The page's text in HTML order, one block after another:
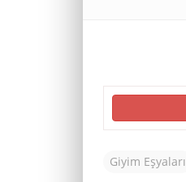
Giyim Eşyaları